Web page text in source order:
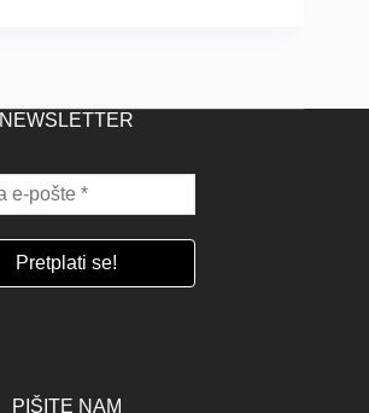
NEWSLETTER
PIŠITE NAM